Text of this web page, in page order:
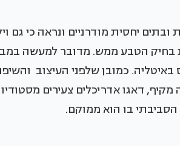
בחיק הטבע ממש. מדובר למעשה
באיטליה. כמובן שלפני העיצוב
דאגו אדריכלים צעירים
בו הוא ממוקם.